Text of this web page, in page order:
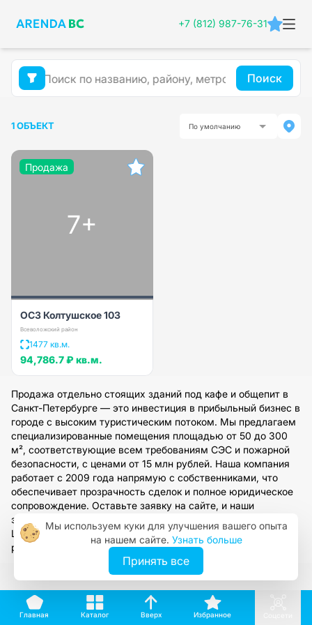
+7 (812) 987-76-31
Поиск
1 ОБЪЕКТ По умолчанию
Продажа
7+
ОСЗ Колтушское 103
Всеволожский район
1477 кв.м.
94,786.7 ₽ кв.м.
Продажа отдельно стоящих зданий под кафе и общепит в
Санкт-Петербурге — это инвестиция в прибыльный бизнес в
городе с высоким туристическим потоком. Мы предлагаем
специализированные помещения площадью от 50 до 300
м², соответствующие всем требованиям СЭС и пожарной
безопасности, с ценами от 15 млн рублей. Наша компания
работает с 2009 года напрямую с собственниками, что
обеспечивает прозрачность сделок и полное юридическое
сопровождение. Оставьте заявку на сайте, и наши
эксперты подберут для вас оптимальный вариант в
Центральном, Петроградском или Василеостровском
районе в течение 3-5 рабочих дней.
Главная Каталог Вверх Избранное
Мы используем куки для улучшения вашего опыта
на нашем сайте. Узнать больше
Принять все